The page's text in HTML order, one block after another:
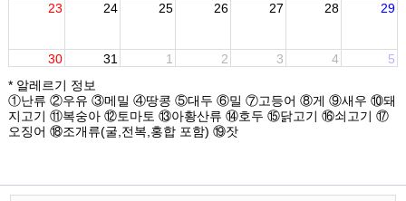
23 24 25 26 27 28 29
30 31 1 2 3 4
5
* 알레르기 정보
①난류 ②우유 ③메밀 ④땅콩 ⑤대두 ⑥밀 ⑦고등어 ⑧게 ⑨새우 ⑩돼
지고기 ⑪복숭아 ⑫토마토 ⑬아황산류 ⑭호두 ⑮닭고기 ⑯쇠고기 ⑰
오징어 ⑱조개류(굴,전복,홍합 포함) ⑲잣